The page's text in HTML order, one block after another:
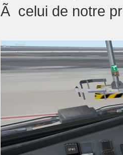
Ã celui de notre